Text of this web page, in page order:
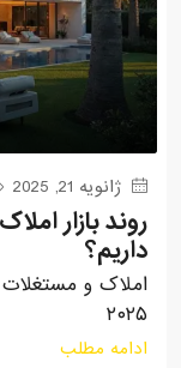
ژانویه 21, 2025
داریم؟
املاک و مستغلات
۲۰۲۵
ادامه مطلب